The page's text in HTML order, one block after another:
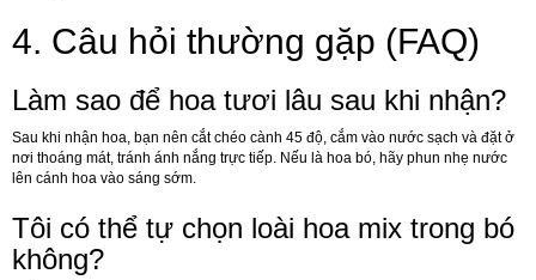
4. Câu hỏi thường gặp (FAQ)
Làm sao để hoa tươi lâu sau khi nhận?
Sau khi nhận hoa, bạn nên cắt chéo cành 45 độ, cắm vào nước sạch và đặt ở
nơi thoáng mát, tránh ánh nắng trực tiếp. Nếu là hoa bó, hãy phun nhẹ nước
lên cánh hoa vào sáng sớm.
Tôi có thể tự chọn loài hoa mix trong bó
không?